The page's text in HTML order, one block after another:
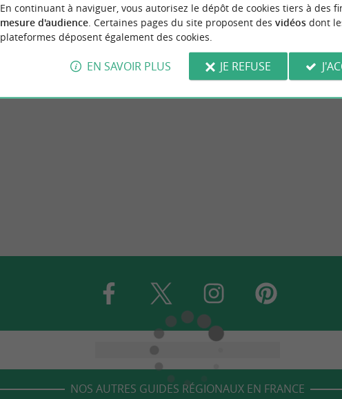
NOS AUTRES GUIDES RÉGIONAUX EN FRANCE
En continuant à naviguer, vous autorisez le dépôt de cookies tiers à des
mesure d'audience. Certaines pages du site proposent des vidéosdont
plateformes déposent également des cookies.
EN SAVOIR PLUS JE REFUSE